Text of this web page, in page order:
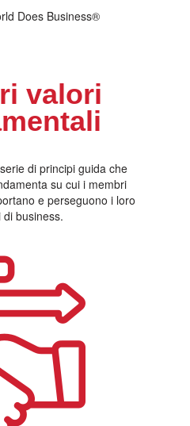
Does Business®
valori
di principi guida che
su cui i membri
e perseguono i loro
di business.